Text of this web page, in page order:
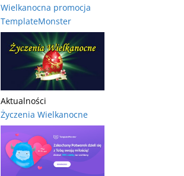
Wielkanocna promocja
TemplateMonster
Aktualności
Życzenia Wielkanocne